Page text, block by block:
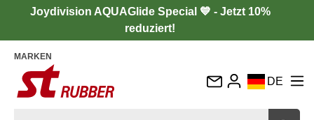
Joydivision AQUAGlide Special 💙 - Jetzt 10%
reduziert!
MARKEN
DE